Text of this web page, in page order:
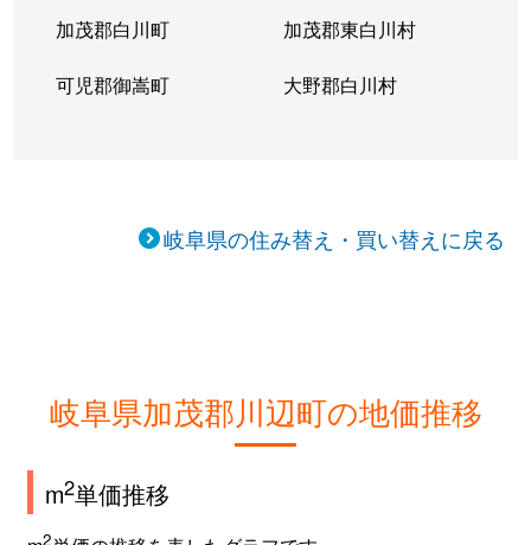
加茂郡白川町 加茂郡東白川村
可児郡御嵩町 大野郡白川村
岐阜県の住み替え・買い替えに戻る
岐阜県加茂郡川辺町の地価推移
m2単価推移
2